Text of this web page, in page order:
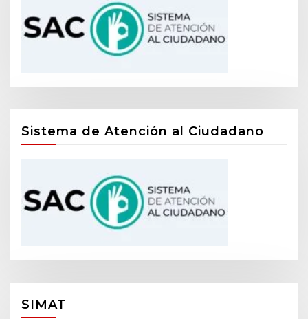
Sistema de Atención al Ciudadano
SIMAT